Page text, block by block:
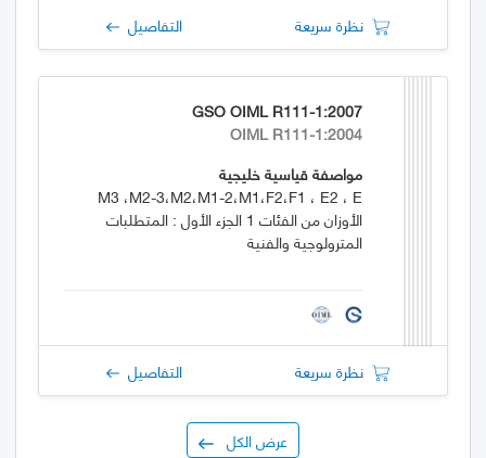
نظرة سريعة التفاصيل
GSO OIML R111-1:2007
OIML R111-1:2004
مواصفة قياسية خليجية
M3 ،M2-3،M2،M1-2،M1،F2،F1 ، E2 ، E
الأوزان من الفئات 1 الجزء الأول : المتطلبات
المترولوجية والفنية
نظرة سريعة التفاصيل
عرض الكل